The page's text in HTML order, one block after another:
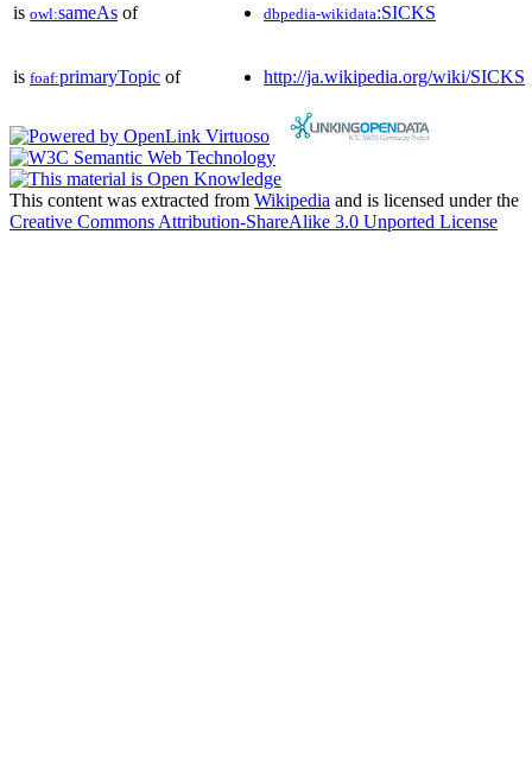
is owl:sameAs of dbpedia-wikidata:SICKS
is foaf:primaryTopic of http://ja.wikipedia.org/wiki/SICKS
This content was extracted from Wikipedia and is licensed under the
Creative Commons Attribution-ShareAlike 3.0 Unported License